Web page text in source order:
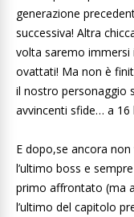
generazione
successiva! Altra
volta saremo immersi
ovattati! Ma non è
il nostro personaggio
avvincenti sfide… a 16
E dopo,se ancora
l’ultimo boss e
primo affrontato (ma
l’ultimo del capitolo